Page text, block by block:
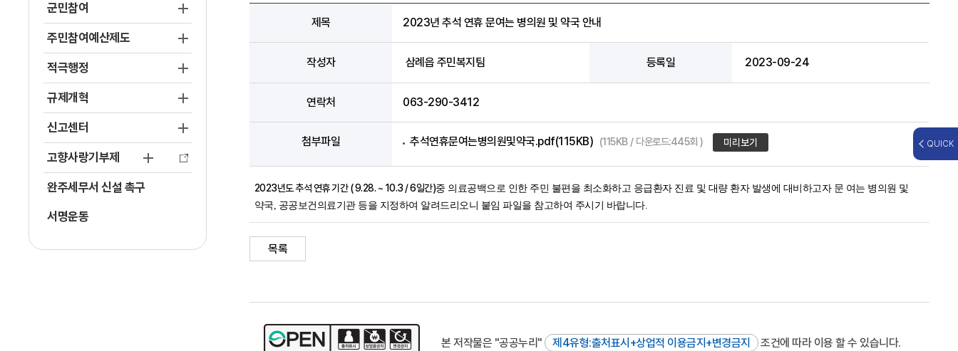
군민참여
주민참여예산제도
적극행정
규제개혁
신고센터
고향사랑기부제
완주세무서 신설 촉구
서명운동
제목 2023년 추석 연휴 문여는 병의원 및 약국 안내
작성자 삼례읍 주민복지팀 등록일 2023-09-24
연락처 063-290-3412
첨부파일 추석연휴문여는병의원및약국.pdf(115KB) (115KB / 다운로드:445회 ) 미리보기
2023년도 추석 연휴 기간 ( 9.28. ~ 10.3 / 6일간)중 의료공백으로 인한 주민 불편을 최소화하고 응급환자 진료 및 대량 환자 발생에 대비하고자 문 여는 병의원 및
약국, 공공보건의료기관등을 지정하여 알려드리오니 붙임 파일을 참고하여 주시기 바랍니다.
목록
본 저작물은 "공공누리" 제4유형:출처표시+상업적 이용금지+변경금지 조건에 따라 이용 할 수 있습니다.
QUICK